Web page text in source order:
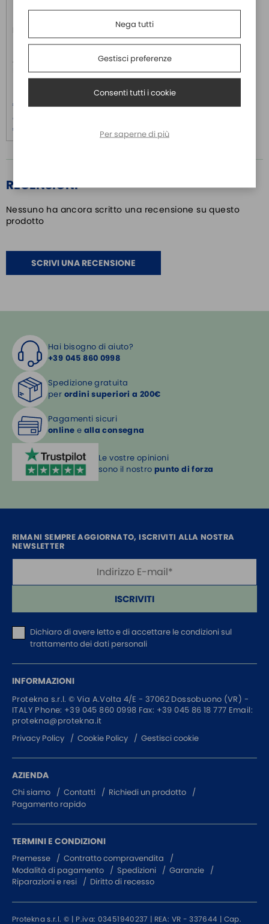
MOXA
Accessorio per montaggio a
barra din serie nport
€ 4,90
Oltre 5 pezzi:
€ 4,70
RECENSIONI
Nessuno ha ancora scritto una recensione su questo
prodotto
SCRIVI UNA RECENSIONE
Hai bisogno di aiuto?
+39 045 860 0998
Spedizione gratuita
per ordini superiori a 200€
Pagamenti sicuri
online e alla consegna
Le vostre opinioni
sono il nostro punto di forza
RIMANI SEMPRE AGGIORNATO, ISCRIVITI ALLA NOSTRA
NEWSLETTER
ISCRIVITI
Dichiaro di avere letto e di accettare le condizioni sul
trattamento dei dati personali
INFORMAZIONI
Protekna s.r.l. © Via A.Volta 4/E - 37062 Dossobuono (VR) -
ITALY Phone: +39 045 860 0998 Fax: +39 045 86 18 777 Email:
protekna@protekna.it
Privacy Policy
Cookie Policy Gestisci cookie
AZIENDA
Chi siamo Contatti
Richiedi un prodotto
Pagamento rapido
TERMINI E CONDIZIONI
Premesse
Contratto compravendita
Modalità di pagamento
Spedizioni
Garanzie
Riparazioni e resi
Diritto di recesso
Protekna s.r.l. © | P.iva: 03451940237 | REA: VR - 337644 | Cap.
Nega tutti
Gestisci preferenze
Consenti tutti i cookie
Per saperne di più